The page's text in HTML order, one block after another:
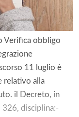
Verifica obbligo
11 luglio è
relativo alla
il Decreto, in
disciplina:-